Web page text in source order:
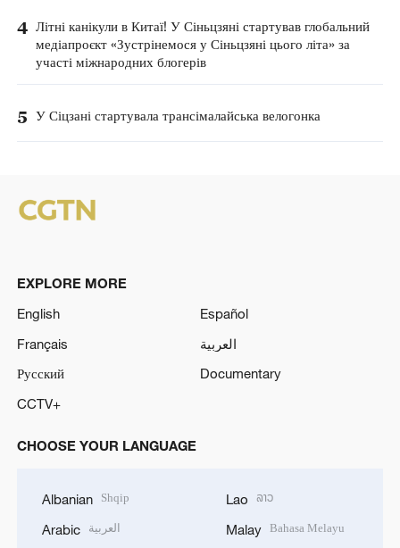
4 Літні канікули в Китаї! У Сіньцзяні стартував глобальний
медіапроєкт «Зустрінемося у Сіньцзяні цього літа» за
участі міжнародних блогерів
5 У Сіцзані стартувала трансімалайська велогонка
EXPLORE MORE
English
Español
Français
العربية
Русский
Documentary
CCTV+
CHOOSE YOUR LANGUAGE
Albanian Shqip
Arabic العربية
Lao ລາວ
Malay Bahasa Melayu